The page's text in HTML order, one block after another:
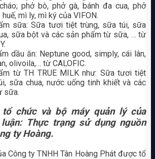
phở bò, phở gà, bánh đa cua, phở
huế, mì ly, mì ký của VIFON.
sữa: Sữa tươi tiệt trùng, sữa túi, sữa
sữa bột và các sản phẩm từ sữa, … từ
dầu ăn: Neptune good, simply, cái lân,
olivoila,… từ CALOFIC.
từ TH TRUE MILK như: Sữa tươi tiệt
sữa chua, nước uống tinh khiết và các
sữa.
tổ chức và bộ máy quản lý của
Thực trạng sử dụng nguồn
ty Hoàng.
Công ty TNHH Tân Hoàng Phát được tổ